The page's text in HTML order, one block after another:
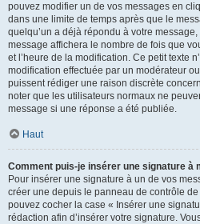
pouvez modifier un de vos messages en
dans une limite de temps après que le
quelqu’un a déjà répondu à votre
message affichera le nombre de fois que
et l’heure de la modification. Ce petit texte
modification effectuée par un modérateur
puissent rédiger une raison discrète
noter que les utilisateurs normaux ne
message si une réponse a été publiée.
Haut
Comment puis-je insérer une signature à
Pour insérer une signature à un de vos
créer une depuis le panneau de contrôle
pouvez cocher la case « Insérer une
rédaction afin d’insérer votre signature.